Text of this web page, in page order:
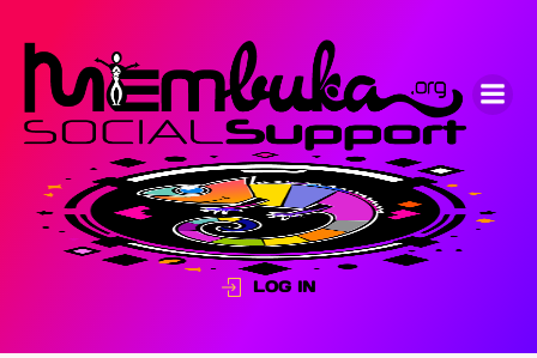
LOG IN